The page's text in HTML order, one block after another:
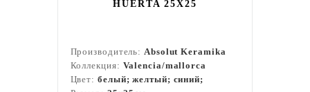
HUERTA 25X25
Производитель:Absolut Keramika
Коллекция: Valencia/mallorca
Цвет: белый; желтый; синий;